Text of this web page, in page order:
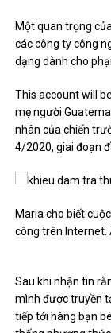
Một quan trọng
các công ty công
dạng dành cho
This account will
mẹ người
nhân của chiến
4/2020, giai đoạn
Maria cho biết
công trên Internet.
Sau khi nhận tin
mình được truyền
tiếp tới hàng bạn